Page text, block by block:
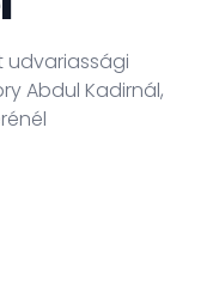
udvariassági
Abdul Kadirnál,